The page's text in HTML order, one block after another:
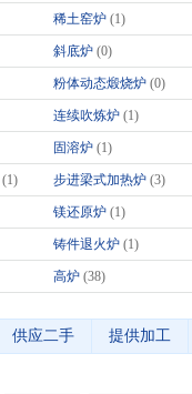
稀土窑炉 (1)
斜底炉 (0)
粉体动态煅烧炉 (0)
连续吹炼炉 (1)
固溶炉 (1)
(1) 步进梁式加热炉 (3)
镁还原炉 (1)
铸件退火炉 (1)
高炉 (38)
供应二手 提供加工